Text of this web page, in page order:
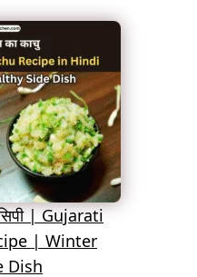
| Gujarati
| Winter
Dish